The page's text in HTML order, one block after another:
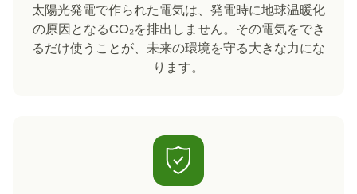
太陽光発電で作られた電気は、発電時に地球温暖化
の原因となるCO₂を排出しません。その電気をでき
るだけ使うことが、未来の環境を守る大きな力にな
ります。